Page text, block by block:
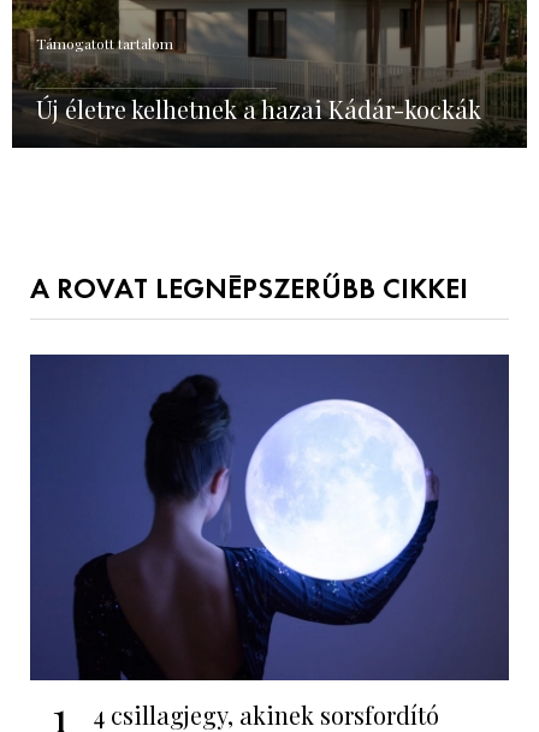
Támogatott tartalom
Új életre kelhetnek a hazai Kádár-kockák
A ROVAT LEGNÉPSZERŰBB CIKKEI
1
4 csillagjegy, akinek sorsfordító